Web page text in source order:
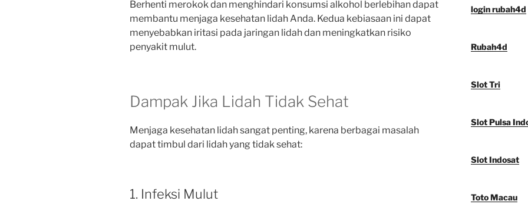
Berhenti merokok dan menghindari konsumsi alkohol berlebihan dapat
membantu menjaga kesehatan lidah Anda. Kedua kebiasaan ini dapat
menyebabkan iritasi pada jaringan lidah dan meningkatkan risiko
penyakit mulut.
Dampak Jika Lidah Tidak Sehat
Menjaga kesehatan lidah sangat penting, karena berbagai masalah
dapat timbul dari lidah yang tidak sehat:
1. Infeksi Mulut
login rubah4d
Rubah4d
Slot Tri
Slot Pulsa
Slot Indosat
Toto Macau